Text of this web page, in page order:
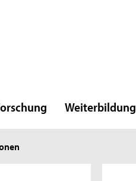
Weiterbildung